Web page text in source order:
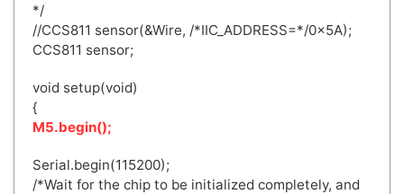
*/
//CCS811 sensor(&Wire, /*IIC_ADDRESS=*/0x5A);
CCS811 sensor;
void setup(void)
{
M5.begin();
Serial.begin(115200);
/*Wait for the chip to be initialized completely, and